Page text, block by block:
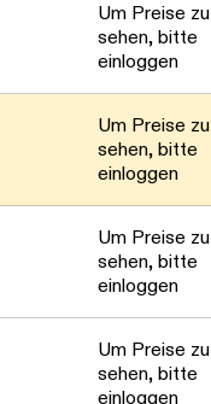
Um Preise zu
sehen, bitte
einloggen
Um Preise zu
sehen, bitte
einloggen
Um Preise zu
sehen, bitte
einloggen
Um Preise zu
sehen, bitte
einloggen